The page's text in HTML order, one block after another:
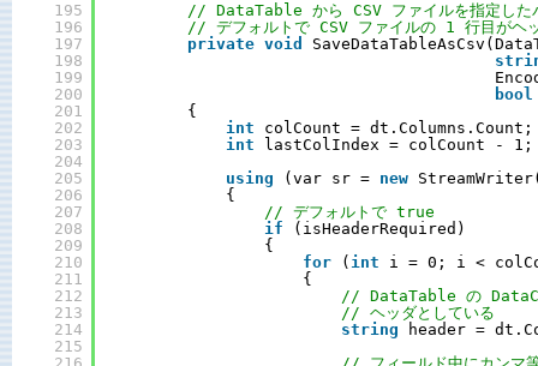
195
196
197
198
199
200
201
202
203
204
205
206
207
208
209
210
211
212
213
214
215
// DataTable から CSV ファイルを指定した
// デフォルトで CSV ファイルの 1 行目がヘ
private void
bool
{
int
colCount = dt.Columns.Count;
int
lastColIndex = colCount - 1;
using
(var sr = new
{
// デフォルトで true
if
(isHeaderRequired)
{
for
( int
i = 0; i <
{
// DataTable の
// ヘッダとしている
string
header =